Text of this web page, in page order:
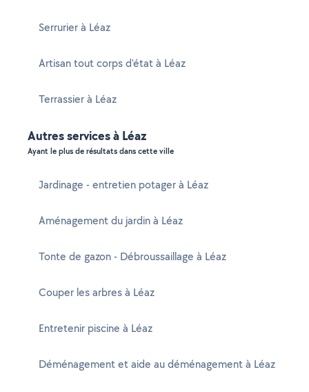
Serrurier à Léaz
Artisan tout corps d'état à Léaz
Terrassier à Léaz
Autres services à Léaz
Ayant le plus de résultats dans cette ville
Jardinage - entretien potager à Léaz
Aménagement du jardin à Léaz
Tonte de gazon - Débroussaillage à Léaz
Couper les arbres à Léaz
Entretenir piscine à Léaz
Déménagement et aide au déménagement à Léaz